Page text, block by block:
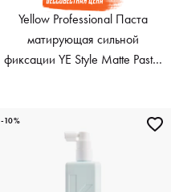
Yellow Professional Паста
матирующая сильной
фиксации YE Style Matte Paste,
-10%